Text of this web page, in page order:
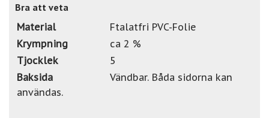
Bra att veta
Material
Ftalatfri PVC-Folie
Krympning
ca 2 %
Tjocklek
5
Baksida
Vändbar. Båda sidorna kan
användas.